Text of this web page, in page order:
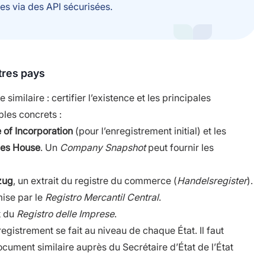
via des API sécurisées.
pays
similaire : certifier l’existence et les principales
concrets :
of Incorporation (pour l’enregistrement initial) et les
House. Un Company Snapshotpeut fournir les
, un extrait du registre du commerce (Handelsregister).
par le Registro Mercantil Central.
du Registro delle Imprese.
se fait au niveau de chaque État. Il faut
similaire auprès du Secrétaire d’État de l’État